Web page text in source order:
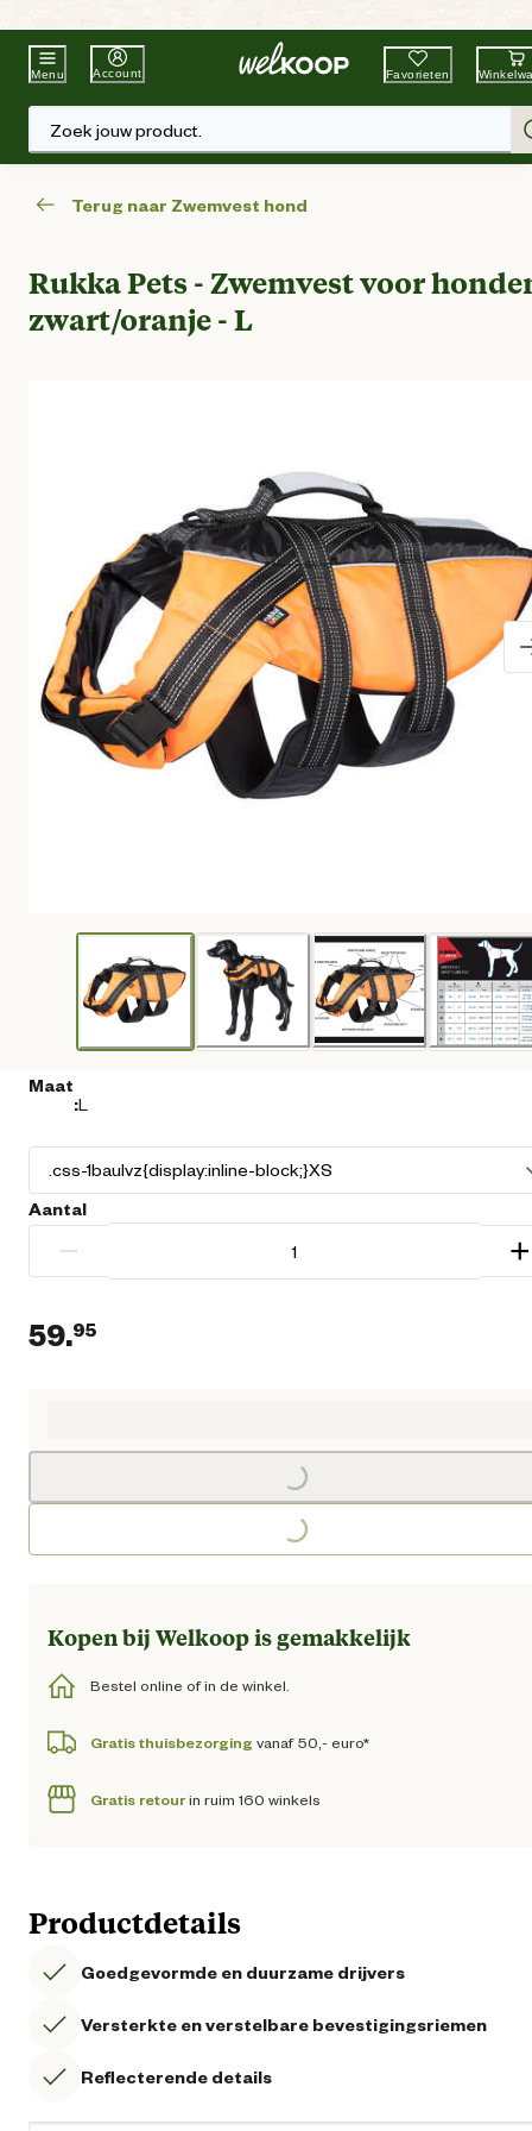
Beste WinkelketenTuin & Dier
Menu Account Favorieten
Zoek jouw product.
Terug naar Zwemvest hond
Rukka Pets - Zwemvest voor
zwart/oranje - L
Maat
:L
Aantal
− +
59.95
Loading...
Loading...
Kopen bij Welkoop is gemakkelijk
Bestel online of in de winkel.
Gratis thuisbezorging vanaf 50,- euro*
Gratis retourin ruim 160 winkels
Productdetails
Goedgevormde en duurzame drijvers
Versterkte en verstelbare bevestigingsriemen
Reflecterende details